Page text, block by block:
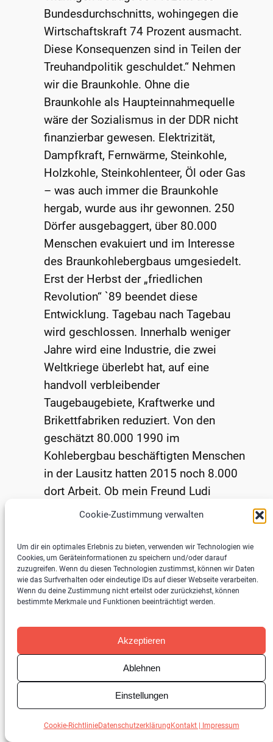
Cookie-Zustimmung verwalten
Um dir ein optimales Erlebnis zu bieten, verwenden wir Technologien wie
Cookies, um Geräteinformationen zu speichern und/oder darauf
zuzugreifen. Wenn du diesen Technologien zustimmst, können wir Daten
wie das Surfverhalten oder eindeutige IDs auf dieser Webseite verarbeiten.
Wenn du deine Zustimmung nicht erteilst oder zurückziehst, können
bestimmte Merkmale und Funktionen beeinträchtigt werden.
Akzeptieren
Ablehnen
Einstellungen
Cookie-RichtlinieDatenschutzerklärung Kontakt | Impressum
Bundesdurchschnitts, wohingegen die
Wirtschaftskraft 74 Prozent ausmacht.
Diese Konsequenzen sind in Teilen der
Treuhandpolitik geschuldet.“ Nehmen
wir die Braunkohle. Ohne die
Braunkohle als Haupteinnahmequelle
wäre der Sozialismus in der DDR nicht
finanzierbar gewesen. Elektrizität,
Dampfkraft, Fernwärme, Steinkohle,
Holzkohle, Steinkohlenteer, Öl oder Gas
– was auch immer die Braunkohle
hergab, wurde aus ihr gewonnen. 250
Dörfer ausgebaggert, über 80.000
Menschen evakuiert und im Interesse
des Braunkohlebergbaus umgesiedelt.
Erst der Herbst der „friedlichen
Revolution“ `89 beendet diese
Entwicklung. Tagebau nach Tagebau
wird geschlossen. Innerhalb weniger
Jahre wird eine Industrie, die zwei
Weltkriege überlebt hat, auf eine
handvoll verbleibender
Taugebaugebiete, Kraftwerke und
Brikettfabriken reduziert. Von den
geschätzt 80.000 1990 im
Kohlebergbau beschäftigten Menschen
in der Lausitz hatten 2015 noch 8.000
dort Arbeit. Ob mein Freund Ludi
dazugehört, weiß ich nicht. Ich habe ihn
Kurz vor der Wiedervereinigung ist
meine Leipziger Schwiegermutter
Anfang vierzig, hat zwei relativ
Betriebsassistentin in einem Betrieb für
Medizintechnik. Ende der 80er stellt ihr
Arbeitgeber sie für ein
Außenwirtschaftsstudium an der
Außenstelle der TU Ilmenau in Brielow
bei Berlin frei – ein Lotto-Jackpot, denn